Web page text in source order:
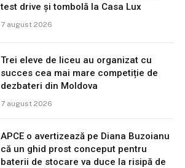
test drive și tombolă la Casa Lux
7 august 2026
Trei eleve de liceu au organizat cu
succes cea mai mare competiție de
dezbateri din Moldova
7 august 2026
APCE o avertizează pe Diana Buzoianu
că un ghid prost conceput pentru
baterii de stocare va duce la risipă de